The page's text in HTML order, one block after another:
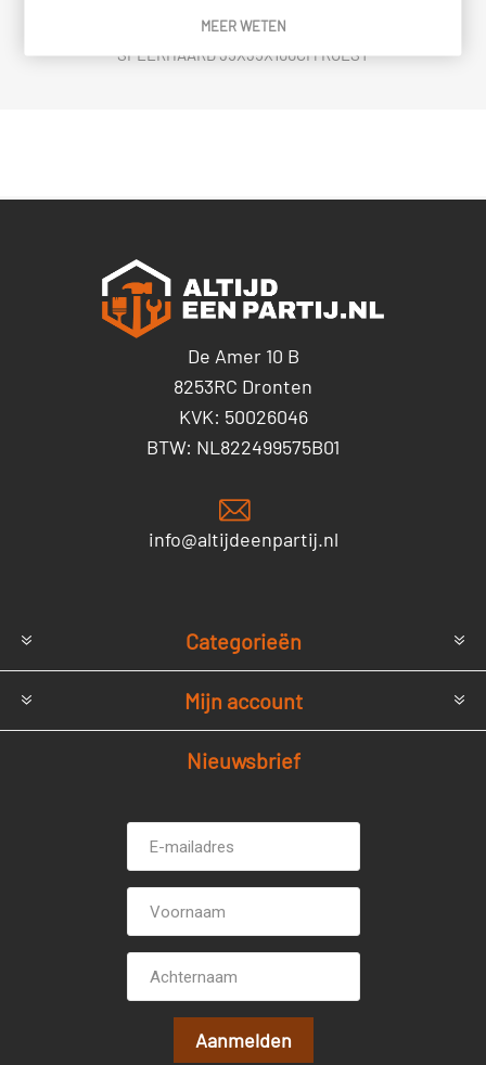
SFEERHAARD 35X35X100CM ROEST
De Amer 10 B
8253RC Dronten
KVK: 50026046
BTW: NL822499575B01
info@altijdeenpartij.nl
Categorieën
Mijn account
Nieuwsbrief
mailadres *
MEER WETEN